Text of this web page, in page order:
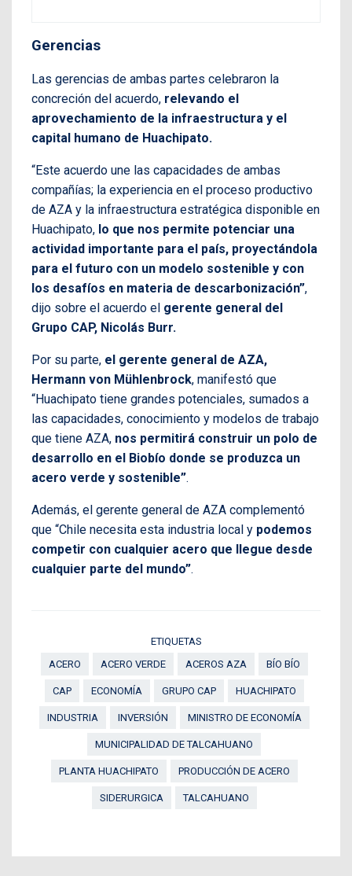
Gerencias
Las gerencias de ambas partes celebraron la
concreción del acuerdo, relevando el
aprovechamiento de la infraestructura y el
capital humano de Huachipato.
“Este acuerdo une las capacidades de ambas
compañías; la experiencia en el proceso productivo
de AZA y la infraestructura estratégica disponible en
Huachipato, lo que nos permite potenciar una
actividad importante para el país, proyectándola
para el futuro con un modelo sostenible y con
los desafíos en materia de descarbonización”,
dijo sobre el acuerdo el gerente general del
Grupo CAP, Nicolás Burr.
Por su parte, el gerente general de AZA,
Hermann von Mühlenbrock, manifestó que
“Huachipato tiene grandes potenciales, sumados a
las capacidades, conocimiento y modelos de trabajo
que tiene AZA, nos permitirá construir un polo de
desarrollo en el Biobío donde se produzca un
acero verde y sostenible”.
Además, el gerente general de AZA complementó
que “Chile necesita esta industria local y podemos
competir con cualquier acero que llegue desde
cualquier parte del mundo”.
ETIQUETAS
ACERO
ACERO VERDE ACEROS AZA BÍO BÍO
CAP ECONOMÍA GRUPO CAP HUACHIPATO
INDUSTRIA INVERSIÓN MINISTRO DE ECONOMÍA
MUNICIPALIDAD DE TALCAHUANO
PLANTA HUACHIPATO PRODUCCIÓN DE ACERO
SIDERURGICA TALCAHUANO